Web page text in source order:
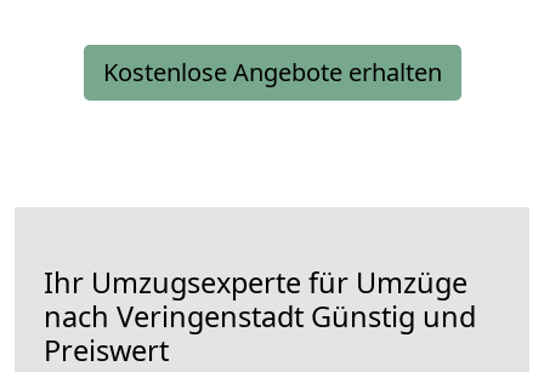
Kostenlose Angebote erhalten
Ihr Umzugsexperte für Umzüge
nach Veringenstadt Günstig und
Preiswert